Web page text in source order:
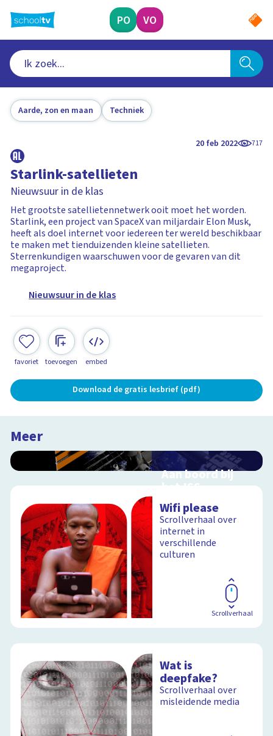
naar
hoofdinhoud
PO VO
Aarde, zon en maan Techniek
20 feb 2022 717
Starlink-satellieten
Nieuwsuur in de klas
Het grootste satellietennetwerk ooit moet het worden.
Starlink, een project van SpaceX van miljardair Elon Musk,
heeft als doel internet voor iedereen ter wereld beschikbaar
te maken met tienduizenden kleine satellieten.
Sterrenkundigen waarschuwen voor de gevaren van dit
megaproject.
Nieuwsuur in de klas
favoriet toevoegen embed
Download de gratis lesbrief (pdf)
Meer
Aan boord bij
het ISS
schoolplaat over de
ruimtevaart
Wifi please
Scrollverhaal over
internet in
verschillende
culturen
Scrollverhaal
Wat is
deepfake?
Scrollverhaal over
misleidende media